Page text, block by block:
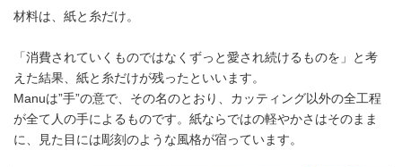
材料は、紙と糸だけ。
「消費されていくものではなくずっと愛され続けるものを」と考
えた結果、紙と糸だけが残ったといいます。
Manuは”手”の意で、その名のとおり、カッティング以外の全工程
が全て人の手によるものです。紙ならではの軽やかさはそのまま
に、見た目には彫刻のような風格が宿っています。